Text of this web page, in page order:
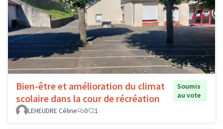
Bien-être et amélioration du climat
scolaire dans la cour de récréation
Soumis
au vote
LEHEUDRE Céline
0 1